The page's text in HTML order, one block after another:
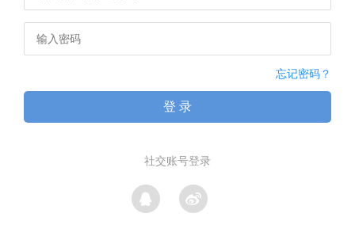
忘记密码？
登 录
社交账号登录